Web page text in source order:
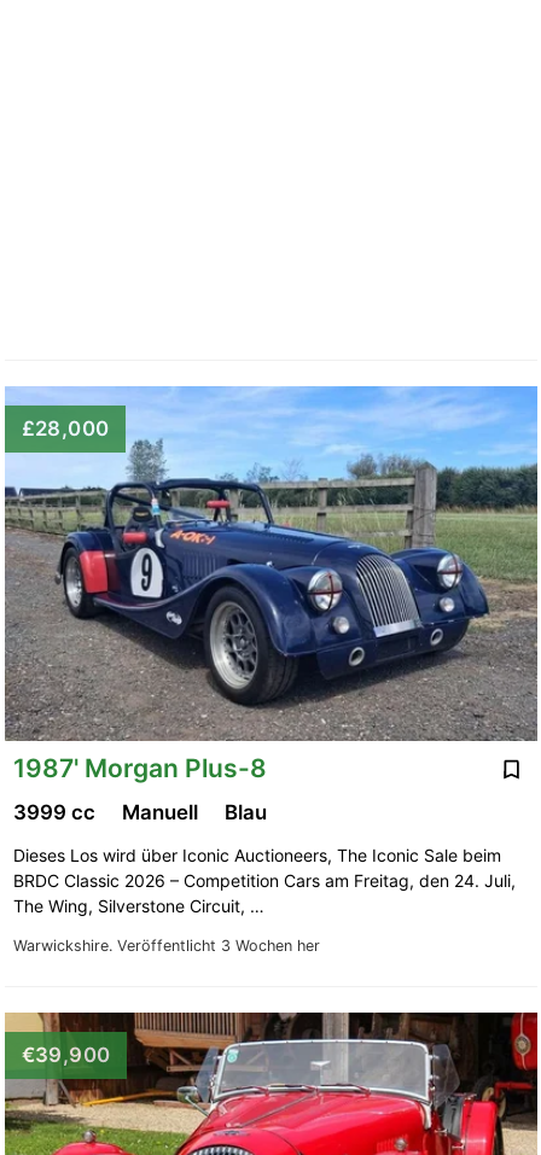
£28,000
1987' Morgan Plus-8
Warwickshire. Veröffentlicht 3 Wochen her
3999 cc Manuell Blau
Dieses Los wird über Iconic Auctioneers, The Iconic Sale beim
BRDC Classic 2026 – Competition Cars am Freitag, den 24. Juli,
The Wing, Silverstone Circuit, …
€39,900